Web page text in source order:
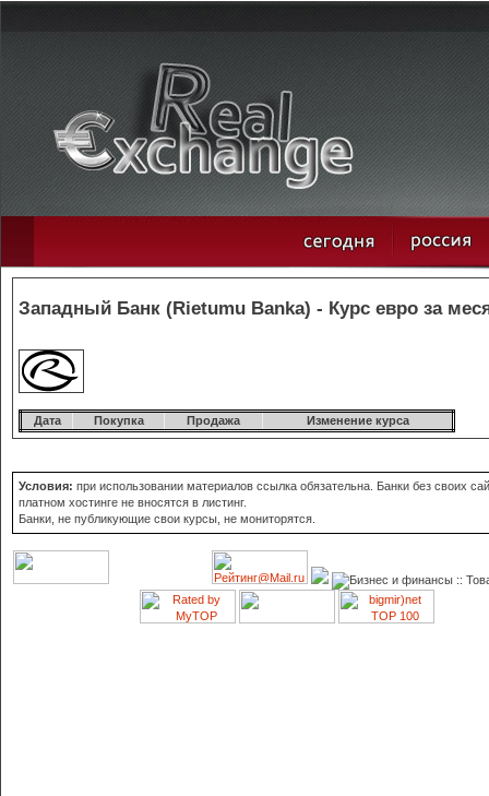
Западный Банк (Rietumu Banka) - Курс евро за
Дата Покупка Продажа Изменение курса
Условия: при использовании материалов ссылка обязательна. Банки без своих
платном хостинге не вносятся в листинг.
Банки, не публикующие свои курсы, не мониторятся.